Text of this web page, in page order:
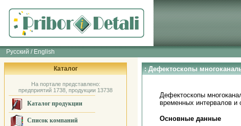
Русский / English
Каталог
На портале представлено:
предприятий 1738, продукции 13738
Каталог продукции
Список компаний
: Дефектоскопы
Дефектоскопы
временных интервалов и
Основные данные